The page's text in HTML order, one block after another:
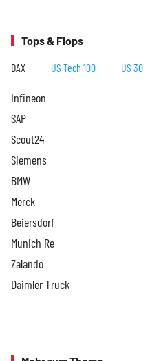
Tops & Flops
DAX US Tech 100 US 30
Infineon
SAP
Scout24
Siemens
BMW
Merck
Beiersdorf
Munich Re
Zalando
Daimler Truck